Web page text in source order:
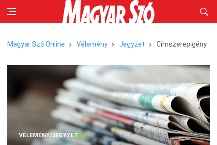
Magyar Szó Online Vélemény Jegyzet Címszerepigény
VÉLEMÉNY/JEGYZET